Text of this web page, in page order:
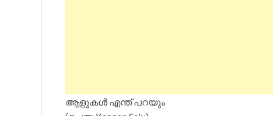
ആളുകൾ എന്ത് പറയും